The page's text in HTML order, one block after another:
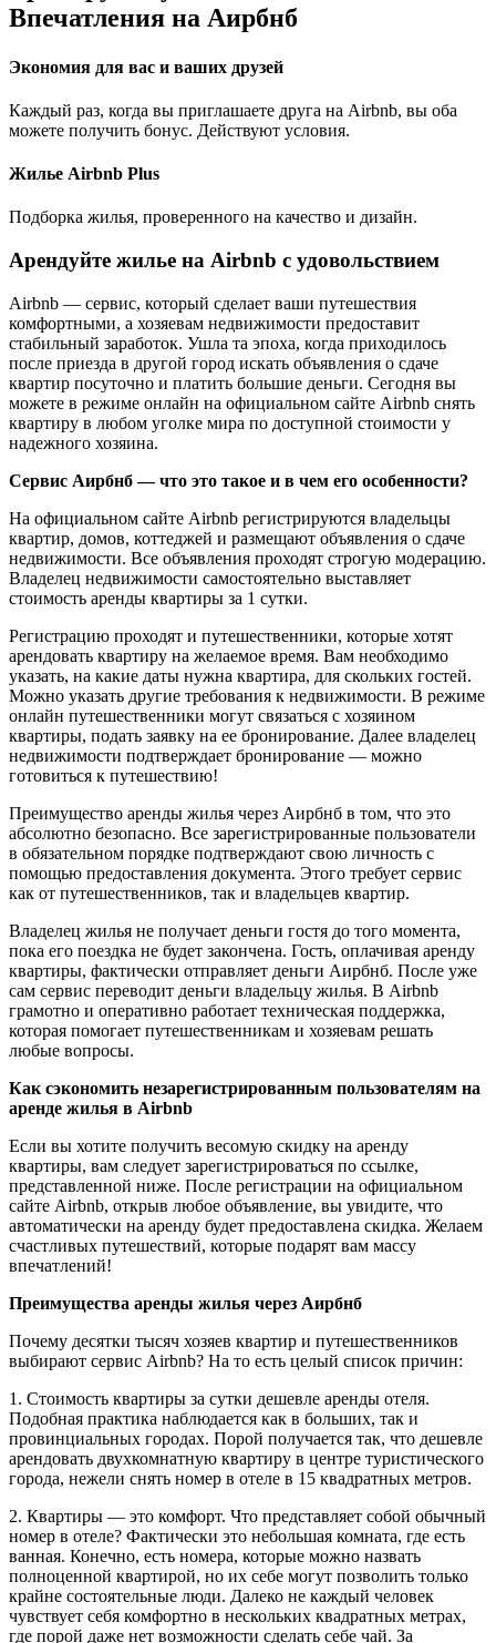
Впечатления на Аирбнб
Экономия для вас и ваших друзей
Каждый раз, когда вы приглашаете друга на Airbnb, вы оба
можете получить бонус. Действуют условия.
Жилье Airbnb Plus
Подборка жилья, проверенного на качество и дизайн.
Арендуйте жилье на Airbnb с удовольствием
Airbnb — сервис, который сделает ваши путешествия
комфортными, а хозяевам недвижимости предоставит
стабильный заработок. Ушла та эпоха, когда приходилось
после приезда в другой город искать объявления о сдаче
квартир посуточно и платить большие деньги. Сегодня вы
можете в режиме онлайн на официальном сайте Airbnb снять
квартиру в любом уголке мира по доступной стоимости у
надежного хозяина.
Сервис Аирбнб — что это такое и в чем его особенности?
На официальном сайте Airbnb регистрируются владельцы
квартир, домов, коттеджей и размещают объявления о сдаче
недвижимости. Все объявления проходят строгую модерацию.
Владелец недвижимости самостоятельно выставляет
стоимость аренды квартиры за 1 сутки.
Регистрацию проходят и путешественники, которые хотят
арендовать квартиру на желаемое время. Вам необходимо
указать, на какие даты нужна квартира, для скольких гостей.
Можно указать другие требования к недвижимости. В режиме
онлайн путешественники могут связаться с хозяином
квартиры, подать заявку на ее бронирование. Далее владелец
недвижимости подтверждает бронирование — можно
готовиться к путешествию!
Преимущество аренды жилья через Аирбнб в том, что это
абсолютно безопасно. Все зарегистрированные пользователи
в обязательном порядке подтверждают свою личность с
помощью предоставления документа. Этого требует сервис
как от путешественников, так и владельцев квартир.
Владелец жилья не получает деньги гостя до того момента,
пока его поездка не будет закончена. Гость, оплачивая аренду
квартиры, фактически отправляет деньги Аирбнб. После уже
сам сервис переводит деньги владельцу жилья. В Airbnb
грамотно и оперативно работает техническая поддержка,
которая помогает путешественникам и хозяевам решать
любые вопросы.
Как сэкономить незарегистрированным пользователям на
аренде жилья в Airbnb
Если вы хотите получить весомую скидку на аренду
квартиры, вам следует зарегистрироваться по ссылке,
представленной ниже. После регистрации на официальном
сайте Airbnb, открыв любое объявление, вы увидите, что
автоматически на аренду будет предоставлена скидка. Желаем
счастливых путешествий, которые подарят вам массу
впечатлений!
Преимущества аренды жилья через Аирбнб
Почему десятки тысяч хозяев квартир и путешественников
выбирают сервис Airbnb? На то есть целый список причин:
1. Стоимость квартиры за сутки дешевле аренды отеля.
Подобная практика наблюдается как в больших, так и
провинциальных городах. Порой получается так, что дешевле
арендовать двухкомнатную квартиру в центре туристического
города, нежели снять номер в отеле в 15 квадратных метров.
2. Квартиры — это комфорт. Что представляет собой обычный
номер в отеле? Фактически это небольшая комната, где есть
ванная. Конечно, есть номера, которые можно назвать
полноценной квартирой, но их себе могут позволить только
крайне состоятельные люди. Далеко не каждый человек
чувствует себя комфортно в нескольких квадратных метрах,
где порой даже нет возможности сделать себе чай. За